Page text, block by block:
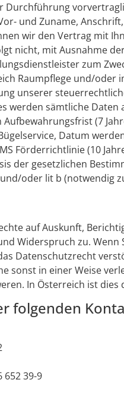
Durchführung
und Zuname,
wir den Vertrag mit
nicht, mit Ausnahme
zum
Raumpflege und/oder
unserer
werden sämtliche
(7
Datum
Förderrichtlinie (10
der gesetzlichen
oder lit b (notwendig
auf Auskunft,
Widerspruch zu. Wenn
Datenschutzrecht
sonst in einer Weise
In Österreich ist
folgenden
652 39-9